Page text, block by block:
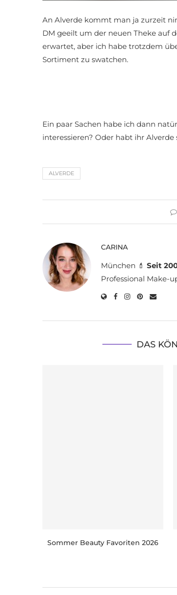
An Alverde kommt man ja zurzeit
DM geeilt um der neuen Theke auf
erwartet, aber ich habe trotzdem
Sortiment zu swatchen.
Ein paar Sachen habe ich dann
interessieren? Oder habt ihr Alverde
ALVERDE
CARINA
München 💄 Seit
Professional Make-
DAS
Sommer Beauty Favoriten 2026